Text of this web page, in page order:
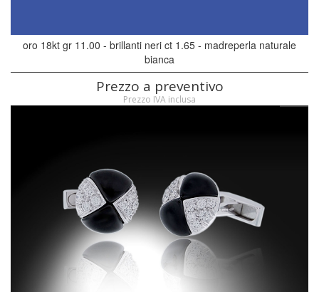
oro 18kt gr 11.00 - brillanti neri ct 1.65 - madreperla naturale
bianca
Prezzo a preventivo
Prezzo IVA inclusa